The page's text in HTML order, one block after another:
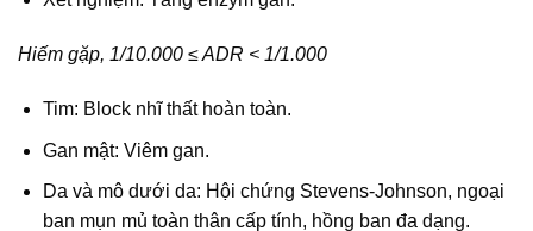
Hiếm gặp, 1/10.000 ≤ ADR < 1/1.000
Tim: Block nhĩ thất hoàn toàn.
Gan mật: Viêm gan.
Da và mô dưới da: Hội chứng Stevens-Johnson, ngoại
ban mụn mủ toàn thân cấp tính, hồng ban đa dạng.